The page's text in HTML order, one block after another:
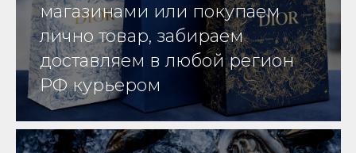
магазинами или покупаем
лично товар, забираем
доставляем в любой регион
РФ курьером